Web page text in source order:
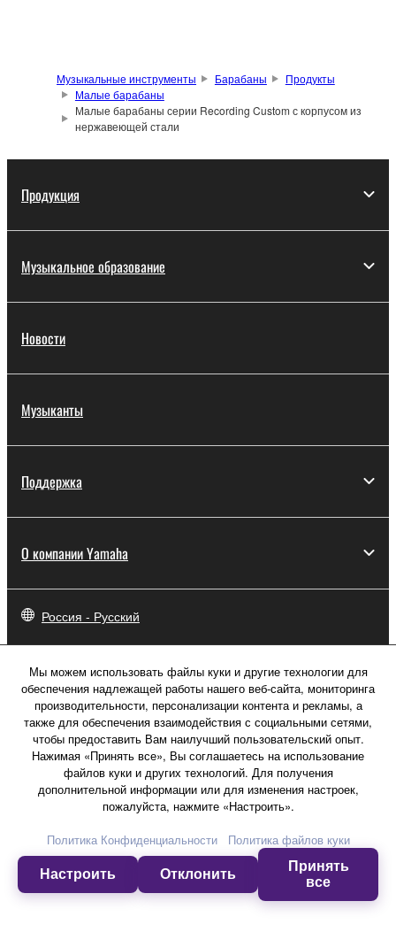
Музыкальные инструменты Барабаны
Продукты
Малые барабаны
Малые барабаны серии Recording Custom с корпусом из
нержавеющей стали
Продукция
Музыкальное образование
Новости
Музыканты
Поддержка
О компании Yamaha
Россия - Русский
Бизнес
Мы можем использовать файлы куки и другие технологии для
обеспечения надлежащей работы нашего веб-сайта, мониторинга
производительности, персонализации контента и рекламы, а
также для обеспечения взаимодействия с социальными сетями,
чтобы предоставить Вам наилучший пользовательский опыт.
Нажимая «Принять все», Вы соглашаетесь на использование
файлов куки и других технологий. Для получения
дополнительной информации или для изменения настроек,
пожалуйста, нажмите «Настроить».
Политика Конфиденциальности
Политика файлов куки
Настроить Отклонить
Принять
все
Свяжитесь с намиУсловия использования
Политика конфиденциальности